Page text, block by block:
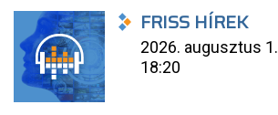
FRISS HÍREK
2026. augusztus 1.
18:20